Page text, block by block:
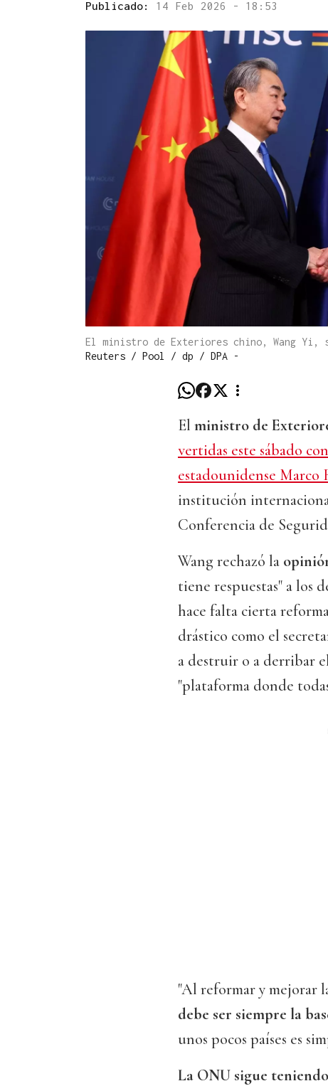
Publicado: 14 Feb 2026 - 18:53
El ministro de Exteriores chino, Wang Yi,
Reuters / Pool / dp / DPA -
El ministro de
vertidas este sábado
estadounidense Marco
institución
Conferencia de
Wang rechazó la
tiene respuestas" a los
hace falta cierta
drástico como el
a destruir o a derribar
"plataforma donde
"Al reformar y mejorar
debe ser siempre la
unos pocos países es
La ONU sigue